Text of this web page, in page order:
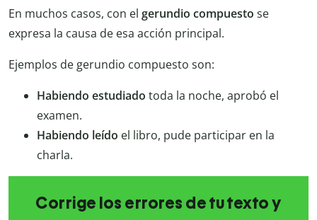
En muchos casos, con el gerundio compuesto se
expresa la causa de esa acción principal.
Ejemplos de gerundio compuesto son:
Habiendo estudiado toda la noche, aprobó el
examen.
Habiendo leído el libro, pude participar en la
charla.
Corrige los errores de tu texto y